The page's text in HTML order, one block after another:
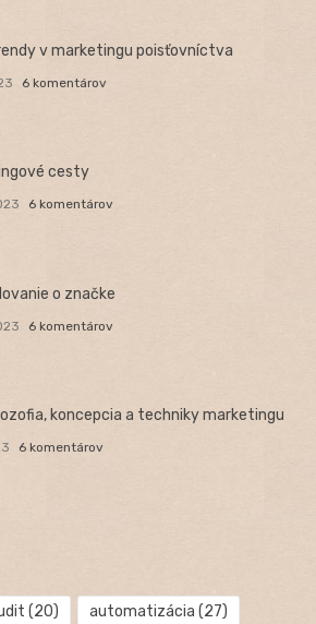
v marketingu poisťovníctva
6 komentárov
cesty
6 komentárov
o značke
6 komentárov
koncepcia a techniky marketingu
6 komentárov
(20) automatizácia (27)